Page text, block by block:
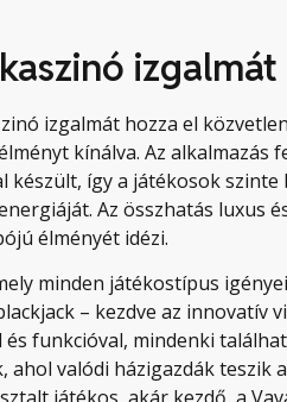
izgalmát
izgalmát hozza el
kínálva. Az alkalmazás
készült, így a játékosok
Az összhatás luxus
élményét idézi.
minden játékostípus
– kezdve az innovatív
funkcióval, mindenki
valódi házigazdák teszik